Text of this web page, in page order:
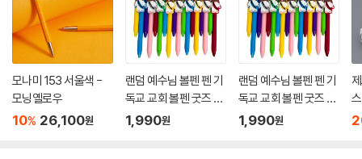
모나미 153 서울색 -
모닝옐로우
10% 26,100원
랜덤 예수님 볼펜 펜 기
독교 교회 볼펜 굿즈 셩
경 구절 말씀 필기구 주
1,990원
랜덤 예수님 볼펜 펜 기
독교 교회 볼펜 굿즈 셩
경 구절 말씀 필기구 주
1,990원